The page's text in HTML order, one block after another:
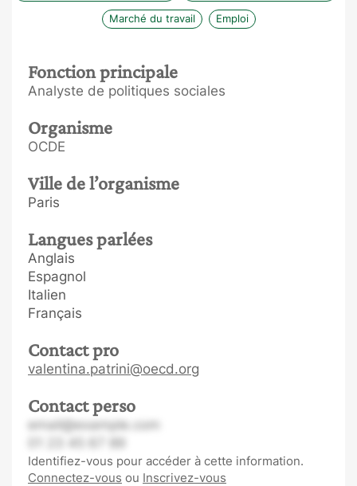
Marché du travail Emploi
Fonction principale
Analyste de politiques sociales
Organisme
OCDE
Ville de l’organisme
Paris
Langues parlées
Anglais
Espagnol
Italien
Français
Contact pro
valentina.patrini@oecd.org
Contact perso
email@example.com
Identifiez-vous pour accéder à cette information.
Connectez-vous ou Inscrivez-vous